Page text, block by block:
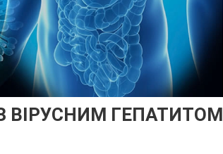
ВІРУСНИМ ГЕПАТИТОМ